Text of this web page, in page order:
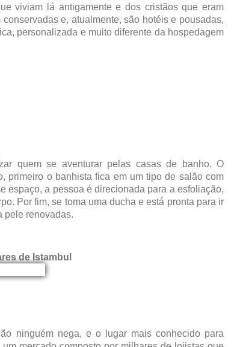
viviam lá antigamente e dos cristãos que eram
e, atualmente, são hotéis e pousadas,
personalizada e muito diferente da hospedagem
quem se aventurar pelas casas de banho. O
primeiro o banhista fica em um tipo de salão com
espaço, a pessoa é direcionada para a esfoliação,
Por fim, se toma uma ducha e está pronta para ir
pele renovadas.
de Istambul
ninguém nega, e o lugar mais conhecido para